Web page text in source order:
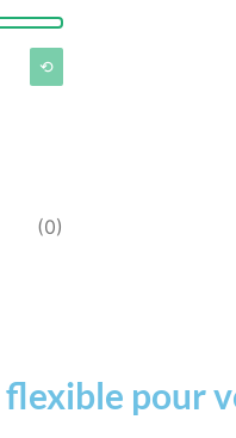
⟲
(0)
flexible pour